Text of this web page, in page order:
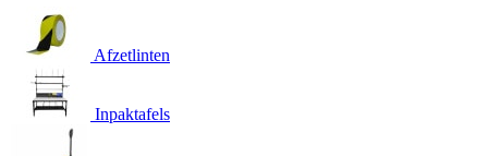
Afzetlinten
Inpaktafels